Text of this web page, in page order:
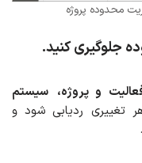
محدوده پروژه
جلوگیری کنید.
و پروژه، سیستم
تغییری ردیابی شود و